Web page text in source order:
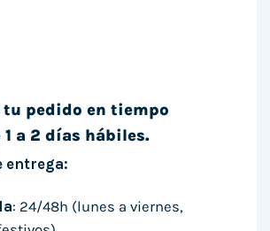
tu pedido en tiempo
1 a 2 días hábiles.
entrega:
: 24/48h (lunes a viernes,